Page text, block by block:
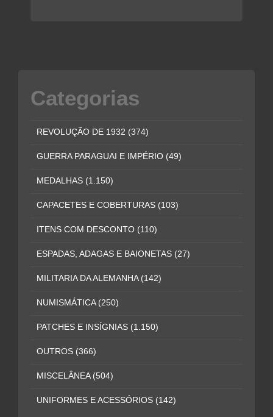
Categorias
REVOLUÇÃO DE 1932 (374)
GUERRA PARAGUAI E IMPÉRIO (49)
MEDALHAS (1.150)
CAPACETES E COBERTURAS (103)
ITENS COM DESCONTO (110)
ESPADAS, ADAGAS E BAIONETAS (27)
MILITARIA DA ALEMANHA (142)
NUMISMÁTICA (250)
PATCHES E INSÍGNIAS (1.150)
OUTROS (366)
MISCELÂNEA (504)
UNIFORMES E ACESSÓRIOS (142)